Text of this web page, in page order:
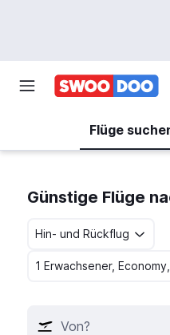
Flüge
Günstige Flüge
Hin- und Rückflug
1 Erwachsener,
Von?